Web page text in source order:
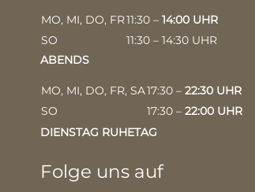
MO, MI, DO, FR11:30 – 14:00 UHR
SO
11:30 – 14:30 UHR
ABENDS
MO, MI, DO, FR, SA17:30 – 22:30 UHR
SO
17:30 – 22:00 UHR
DIENSTAG RUHETAG
Folge uns auf